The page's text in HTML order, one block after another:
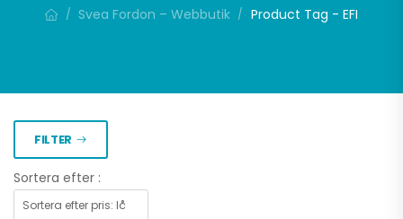
/ Svea Fordon – Webbutik / Product Tag - EFI
FILTER
Sortera efter :